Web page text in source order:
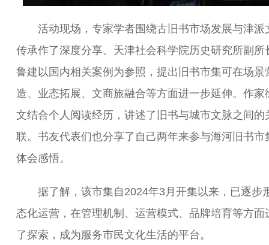
活动现场，专家学者围绕古旧书市场发展与津派
传承作了深度分享。天津社会科学院历史研究所副所
鲁建以国内相关案例为参照，提出旧书市集可在场景
造、业态拓展、文商旅融合等方面进一步延伸。作家
文结合个人阅读经历，讲述了旧书与城市文脉之间的
联。书友代表们也分享了自己两年来参与海河旧书市
体会感悟。
据了解，该市集自2024年3月开集以来，已逐步
态化运营，在管理机制、运营模式、品牌培育等方面
了探索，成为服务市民文化生活的平台。